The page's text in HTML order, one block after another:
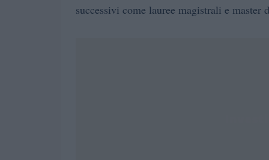
successivi come lauree magistrali e